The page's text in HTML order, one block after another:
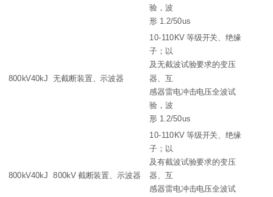
验，波
形 1.2/50us
800kV40kJ 无截断装置、示波器
10-110KV 等级开关、绝缘
子；以
及无截波试验要求的变压
器、互
感器雷电冲击电压全波试
验，波
形 1.2/50us
800kV40kJ 800kV 截断装置、示波器
10-110KV 等级开关、绝缘
子；以
及有截波试验要求的变压
器、互
感器雷电冲击电压全波试